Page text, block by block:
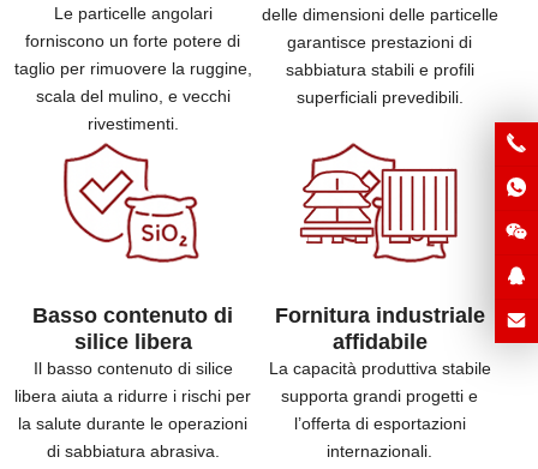
Le particelle angolari
forniscono un forte potere di
taglio per rimuovere la ruggine,
scala del mulino, e vecchi
rivestimenti.
delle dimensioni delle particelle
garantisce prestazioni di
sabbiatura stabili e profili
superficiali prevedibili.
Basso contenuto di
silice libera
Il basso contenuto di silice
libera aiuta a ridurre i rischi per
la salute durante le operazioni
di sabbiatura abrasiva.
Fornitura industriale
affidabile
La capacità produttiva stabile
supporta grandi progetti e
l’offerta di esportazioni
internazionali.